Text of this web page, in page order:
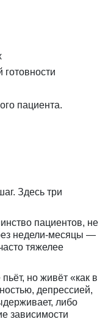
пациента.
Здесь три
пациентов, не
недели-месяцы —
тяжелее
но живёт «как в
депрессией,
либо
зависимости